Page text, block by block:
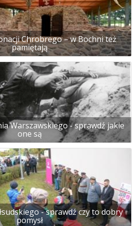
Chrobrego – w Bochni też
pamiętają
Warszawskiego - sprawdź jakie
one są
- sprawdź czy to dobry
pomysł